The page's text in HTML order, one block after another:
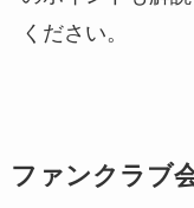
ください。
ファンクラブ